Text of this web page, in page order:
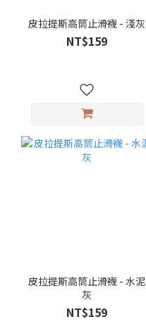
皮拉提斯高筒止滑襪 - 淺灰
NT$159
皮拉提斯高筒止滑襪 - 水泥
灰
NT$159